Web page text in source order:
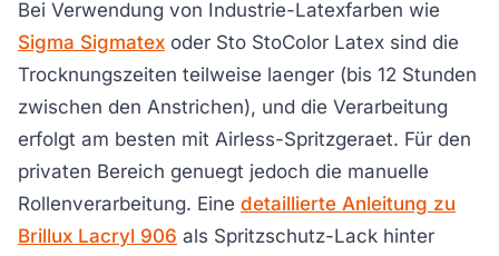
Bei Verwendung von Industrie-Latexfarben wie
Sigma Sigmatex oder Sto StoColor Latex sind die
Trocknungszeiten teilweise laenger (bis 12 Stunden
zwischen den Anstrichen), und die Verarbeitung
erfolgt am besten mit Airless-Spritzgeraet. Für den
privaten Bereich genuegt jedoch die manuelle
Rollenverarbeitung. Eine detaillierte Anleitung zu
Brillux Lacryl 906 als Spritzschutz-Lack hinter